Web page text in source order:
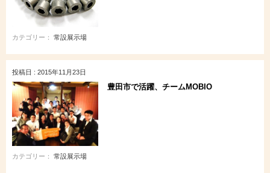
カテゴリー： 常設展示場
投稿日 : 2015年11月23日
豊田市で活躍、チームMOBIO
カテゴリー： 常設展示場